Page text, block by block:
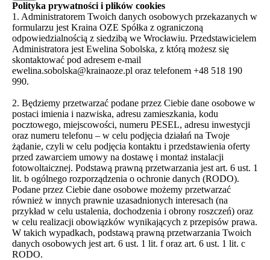
Polityka prywatności i plików cookies
1. Administratorem Twoich danych osobowych przekazanych w
formularzu jest Kraina OZE Spółka z ograniczoną
odpowiedzialnością z siedzibą we Wrocławiu. Przedstawicielem
Administratora jest Ewelina Sobolska, z którą możesz się
skontaktować pod adresem e-mail
ewelina.sobolska@krainaoze.pl oraz telefonem +48 518 190
990.
2. Będziemy przetwarzać podane przez Ciebie dane osobowe w
postaci imienia i nazwiska, adresu zamieszkania, kodu
pocztowego, miejscowości, numeru PESEL, adresu inwestycji
oraz numeru telefonu – w celu podjęcia działań na Twoje
żądanie, czyli w celu podjęcia kontaktu i przedstawienia oferty
przed zawarciem umowy na dostawę i montaż instalacji
fotowoltaicznej. Podstawą prawną przetwarzania jest art. 6 ust. 1
lit. b ogólnego rozporządzenia o ochronie danych (RODO).
Podane przez Ciebie dane osobowe możemy przetwarzać
również w innych prawnie uzasadnionych interesach (na
przykład w celu ustalenia, dochodzenia i obrony roszczeń) oraz
w celu realizacji obowiązków wynikających z przepisów prawa.
W takich wypadkach, podstawą prawną przetwarzania Twoich
danych osobowych jest art. 6 ust. 1 lit. f oraz art. 6 ust. 1 lit. c
RODO.